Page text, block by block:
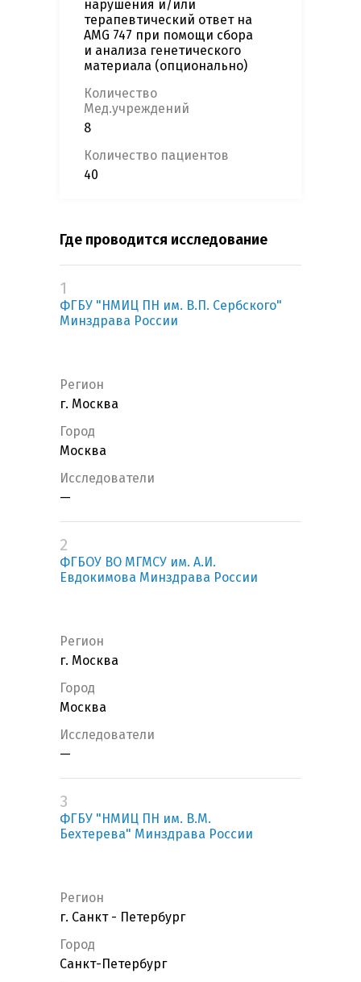
нарушения и/или
терапевтический ответ на
AMG 747 при помощи сбора
и анализа генетического
материала (опционально)
Количество
Мед.учреждений
8
Количество пациентов
40
Где проводится исследование
1
ФГБУ "НМИЦ ПН им. В.П. Сербского"
Минздрава России
Регион
г. Москва
Город
Москва
Исследователи
—
2
ФГБОУ ВО МГМСУ им. А.И.
Евдокимова Минздрава России
Регион
г. Москва
Город
Москва
Исследователи
—
3
ФГБУ "НМИЦ ПН им. В.М.
Бехтерева" Минздрава России
Регион
г. Санкт - Петербург
Город
Санкт-Петербург